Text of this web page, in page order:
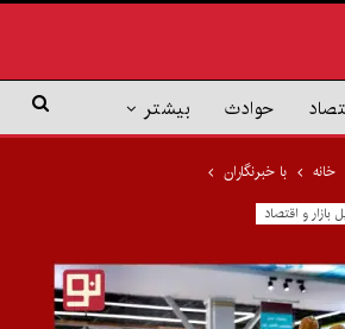
حوادث بیشتر
خانه با خبرنگاران
بازار و اقتصاد